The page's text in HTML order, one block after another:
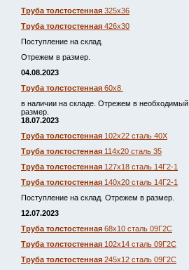
Труба толстостенная 325х36
Труба толстостенная 426х30
Поступление на склад.
Отрежем в размер.
04.08.2023
Труба толстостенная 60х8
в наличии на складе. Отрежем в необходимый
размер.
18.07.2023
Труба толстостенная 102х22 сталь 40Х
Труба толстостенная 114х20 сталь 35
Труба толстостенная 127х18 сталь 14Г2-1
Труба толстостенная 140х20 сталь 14Г2-1
Поступление на склад. Отрежем в размер.
12.07.2023
Труба толстостенная 68х10 сталь 09Г2С
Труба толстостенная 102х14 сталь 09Г2С
Труба толстостенная 245х12 сталь 09Г2С